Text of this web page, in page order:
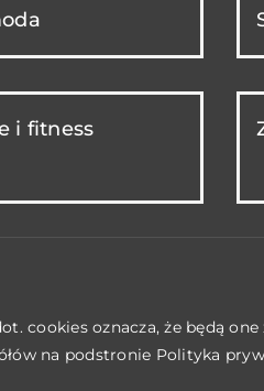
i fitness
cookies oznacza, że będą one
na podstronie Polityka